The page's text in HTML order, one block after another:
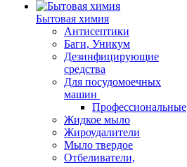
Бытовая химия
Антисептики
Баги, Уникум
Дезинфицирующие
средства
Для посудомоечных
машин
Профессиональные
Жидкое мыло
Жироудалители
Мыло твердое
Отбеливатели,